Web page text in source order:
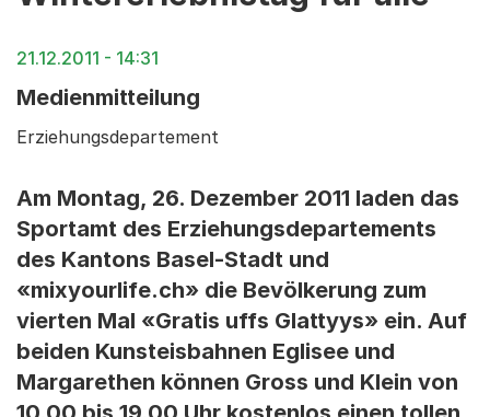
21.12.2011 - 14:31
Medienmitteilung
Erziehungsdepartement
Am Montag, 26. Dezember 2011 laden das
Sportamt des Erziehungsdepartements
des Kantons Basel-Stadt und
«mixyourlife.ch» die Bevölkerung zum
vierten Mal «Gratis uffs Glattyys» ein. Auf
beiden Kunsteisbahnen Eglisee und
Margarethen können Gross und Klein von